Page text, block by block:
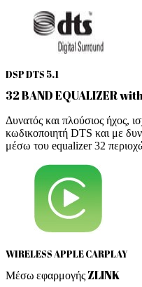
DSP DTS 5.1
32 BAND EQUALIZER
Δυνατός και πλούσιος ήχος,
κωδικοποιητή DTS και με
μέσω του equalizer 32
WIRELESS APPLE CARPLAY
Μέσω εφαρμογής ZLINK